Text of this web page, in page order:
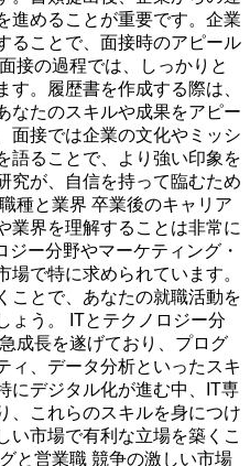
進めることが重要です。企業
ることで、面接時のアピール
接の過程では、しっかりと
す。履歴書を作成する際は、
なたのスキルや成果をアピー
面接では企業の文化やミッシ
語ることで、より強い印象を
究が、自信を持って臨むため
種と業界 卒業後のキャリア
業界を理解することは非常に
ー分野やマーケティング・
で特に求められています。
ことで、あなたの就職活動を
ょう。 ITとテクノロジー分
成長を遂げており、プログ
ィ、データ分析といったスキ
にデジタル化が進む中、IT専
、これらのスキルを身につけ
い市場で有利な立場を築くこ
と営業職 競争の激しい市場